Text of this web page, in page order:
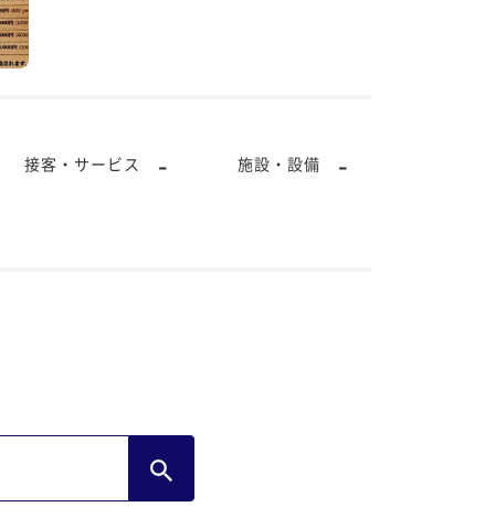
接客・サービス - 施設・設備 -